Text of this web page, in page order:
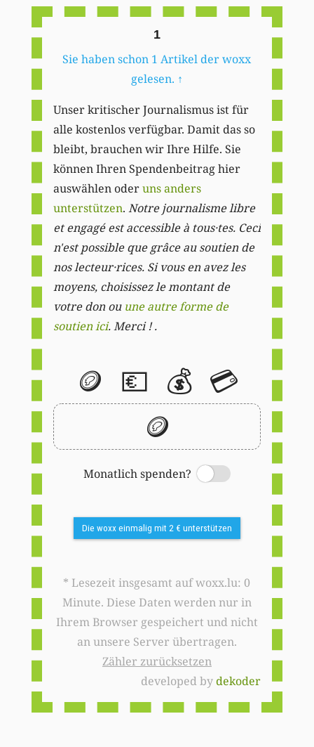
1
Sie haben schon 1 Artikel der woxx
gelesen. ↑
Unser kritischer Journalismus ist für
alle kostenlos verfügbar. Damit das so
bleibt, brauchen wir Ihre Hilfe. Sie
können Ihren Spendenbeitrag hier
auswählen oderuns anders
unterstützen. Notre journalisme libre
et engagé est accessible à tous·tes. Ceci
n'est possible que grâce au soutien de
nos lecteur·rices. Si vous en avez les
moyens, choisissez le montant de
votre don ou une autre forme de
soutien ici. Merci ! .
🪙 💶 💰 💳
🪙
Monatlich spenden?
Switch
Die woxx einmalig mit 2 € unterstützen
* Lesezeit insgesamt auf woxx.lu: 0
Minute. Diese Daten werden nur in
Ihrem Browser gespeichert und nicht
an unsere Server übertragen.
Zähler zurücksetzen
developed bydekoder